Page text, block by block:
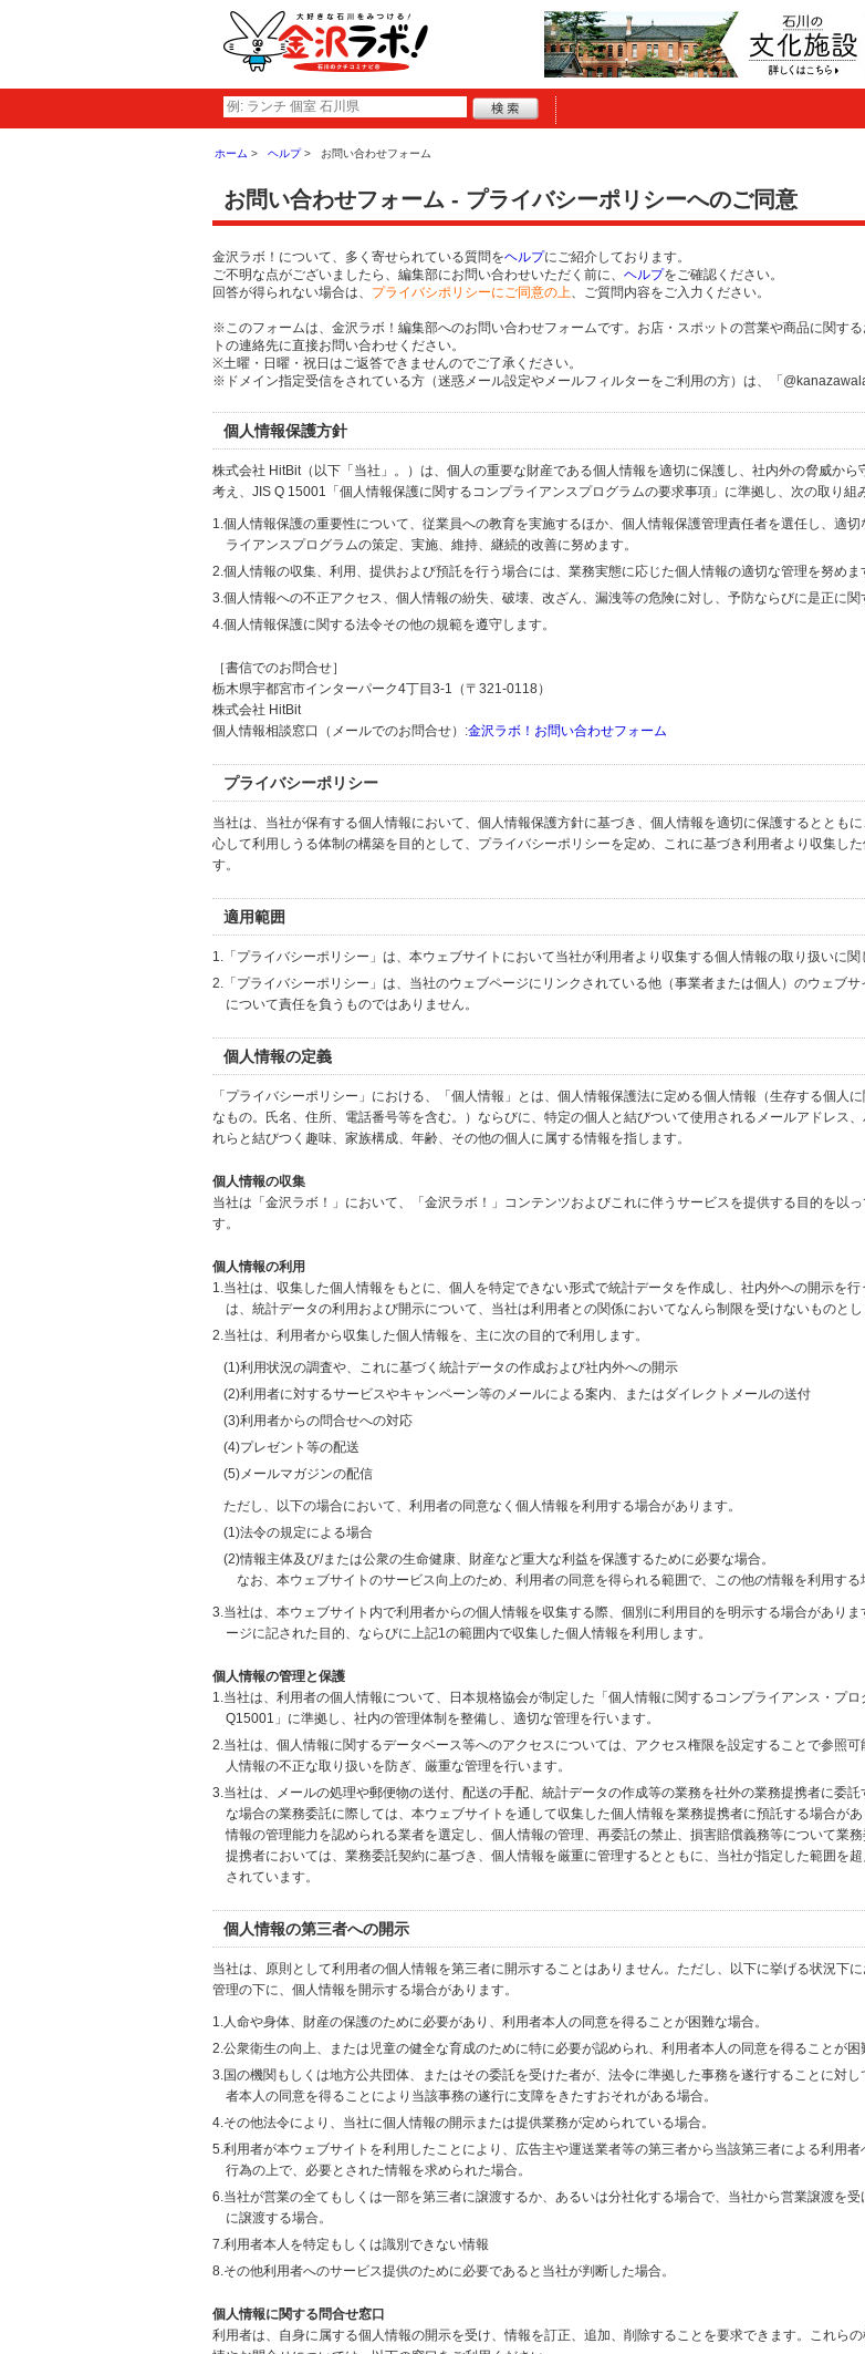
ホーム ヘルプ お問い合わせフォーム
お問い合わせフォーム - プライバシーポリシーへのご同意
金沢ラボ！について、多く寄せられている質問をヘルプにご紹介しております。
ご不明な点がございましたら、編集部にお問い合わせいただく前に、 ヘルプをご確認ください。
回答が得られない場合は、 プライバシポリシーにご同意の上、ご質問内容をご入力ください。
※このフォームは、金沢ラボ！編集部へのお問い合わせフォームです。お店・スポットの営業や商品に関す
トの連絡先に直接お問い合わせください。
※土曜・日曜・祝日はご返答できませんのでご了承ください。
※ドメイン指定受信をされている方（迷惑メール設定やメールフィルターをご利用の方）は、「
個人情報保護方針
株式会社 HitBit（以下「当社」。）は、個人の重要な財産である個人情報を適切に保護し、社内外の脅威から
考え、JIS Q 15001「個人情報保護に関するコンプライアンスプログラムの要求事項」に準拠し、次の取り組
1.個人情報保護の重要性について、従業員への教育を実施するほか、個人情報保護管理責任者を選任し、適
ライアンスプログラムの策定、実施、維持、継続的改善に努めます。
2.個人情報の収集、利用、提供および預託を行う場合には、業務実態に応じた個人情報の適切な管理を努めま
3.個人情報への不正アクセス、個人情報の紛失、破壊、改ざん、漏洩等の危険に対し、予防ならびに是正に関
4.個人情報保護に関する法令その他の規範を遵守します。
［書信でのお問合せ］
栃木県宇都宮市インターパーク4丁目3-1（〒321-0118）
株式会社 HitBit
個人情報相談窓口（メールでのお問合せ）:金沢ラボ！お問い合わせフォーム
プライバシーポリシー
当社は、当社が保有する個人情報において、個人情報保護方針に基づき、個人情報を適切に保護するととも
心して利用しうる体制の構築を目的として、プライバシーポリシーを定め、これに基づき利用者より収集し
す。
適用範囲
1.「プライバシーポリシー」は、本ウェブサイトにおいて当社が利用者より収集する個人情報の取り扱いに関
2.「プライバシーポリシー」は、当社のウェブページにリンクされている他（事業者または個人）のウェブ
について責任を負うものではありません。
個人情報の定義
「プライバシーポリシー」における、「個人情報」とは、個人情報保護法に定める個人情報（生存する個人
なもの。氏名、住所、電話番号等を含む。）ならびに、特定の個人と結びついて使用されるメールアドレス
れらと結びつく趣味、家族構成、年齢、その他の個人に属する情報を指します。
個人情報の収集
当社は「金沢ラボ！」において、「金沢ラボ！」コンテンツおよびこれに伴うサービスを提供する目的を以
す。
個人情報の利用
1.当社は、収集した個人情報をもとに、個人を特定できない形式で統計データを作成し、社内外への開示を
は、統計データの利用および開示について、当社は利用者との関係においてなんら制限を受けないものとし
2.当社は、利用者から収集した個人情報を、主に次の目的で利用します。
(1)利用状況の調査や、これに基づく統計データの作成および社内外への開示
(2)利用者に対するサービスやキャンペーン等のメールによる案内、またはダイレクトメールの送付
(3)利用者からの問合せへの対応
(4)プレゼント等の配送
(5)メールマガジンの配信
ただし、以下の場合において、利用者の同意なく個人情報を利用する場合があります。
(1)法令の規定による場合
(2)情報主体及び/または公衆の生命健康、財産など重大な利益を保護するために必要な場合。
なお、本ウェブサイトのサービス向上のため、利用者の同意を得られる範囲で、この他の情報を利用する
3.当社は、本ウェブサイト内で利用者からの個人情報を収集する際、個別に利用目的を明示する場合があり
ージに記された目的、ならびに上記1の範囲内で収集した個人情報を利用します。
個人情報の管理と保護
1.当社は、利用者の個人情報について、日本規格協会が制定した「個人情報に関するコンプライアンス・プ
Q15001」に準拠し、社内の管理体制を整備し、適切な管理を行います。
2.当社は、個人情報に関するデータベース等へのアクセスについては、アクセス権限を設定することで参照
人情報の不正な取り扱いを防ぎ、厳重な管理を行います。
3.当社は、メールの処理や郵便物の送付、配送の手配、統計データの作成等の業務を社外の業務提携者に委託
な場合の業務委託に際しては、本ウェブサイトを通して収集した個人情報を業務提携者に預託する場合が
情報の管理能力を認められる業者を選定し、個人情報の管理、再委託の禁止、損害賠償義務等について業
提携者においては、業務委託契約に基づき、個人情報を厳重に管理するとともに、当社が指定した範囲を
されています。
個人情報の第三者への開示
当社は、原則として利用者の個人情報を第三者に開示することはありません。ただし、以下に挙げる状況下
管理の下に、個人情報を開示する場合があります。
1.人命や身体、財産の保護のために必要があり、利用者本人の同意を得ることが困難な場合。
2.公衆衛生の向上、または児童の健全な育成のために特に必要が認められ、利用者本人の同意を得ることが困
3.国の機関もしくは地方公共団体、またはその委託を受けた者が、法令に準拠した事務を遂行することに対
者本人の同意を得ることにより当該事務の遂行に支障をきたすおそれがある場合。
4.その他法令により、当社に個人情報の開示または提供業務が定められている場合。
5.利用者が本ウェブサイトを利用したことにより、広告主や運送業者等の第三者から当該第三者による利用
行為の上で、必要とされた情報を求められた場合。
6.当社が営業の全てもしくは一部を第三者に譲渡するか、あるいは分社化する場合で、当社から営業譲渡を
に譲渡する場合。
7.利用者本人を特定もしくは識別できない情報
8.その他利用者へのサービス提供のために必要であると当社が判断した場合。
個人情報に関する問合せ窓口
利用者は、自身に属する個人情報の開示を受け、情報を訂正、追加、削除することを要求できます。これら